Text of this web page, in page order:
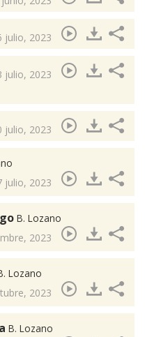
julio, 2023
julio, 2023
julio, 2023
julio, 2023
B. Lozano
2023
Lozano
2023
B. Lozano